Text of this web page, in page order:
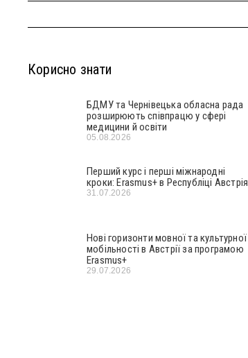
Корисно знати
БДМУ та Чернівецька обласна рада
розширюють співпрацю у сфері
медицини й освіти
05.08.2026
Перший курс і перші міжнародні
кроки: Erasmus+ в Республіці Австрія
31.07.2026
Нові горизонти мовної та культурної
мобільності в Австрії за програмою
Erasmus+
29.07.2026